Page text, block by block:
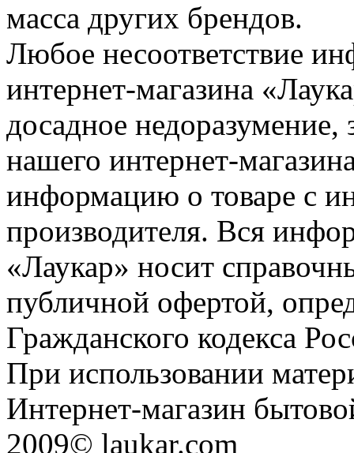
масса других брендов.
Любое несоответствие
интернет-магазина
досадное недоразумение,
нашего интернет-
информацию о товаре с
производителя. Вся
«Лаукар» носит
публичной офертой,
Гражданского кодекса
При использовании
Интернет-магазин
2009© laukar.com